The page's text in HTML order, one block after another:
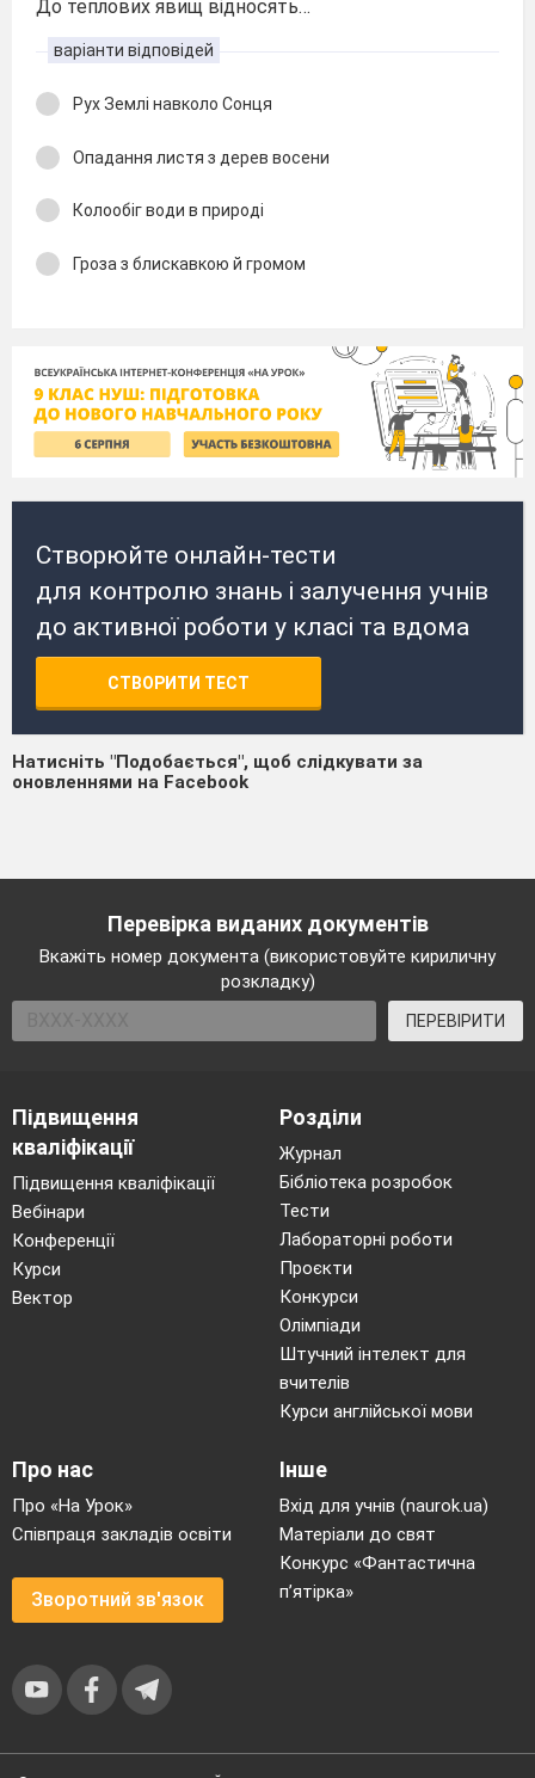
До теплових явищ відносять…
варіанти відповідей
Рух Землі навколо Сонця
Опадання листя з дерев восени
Колообіг води в природі
Гроза з блискавкою й громом
Створюйте онлайн-тести
для контролю знань і залучення учнів
до активної роботи у класі та вдома
СТВОРИТИ ТЕСТ
Натисніть "Подобається", щоб слідкувати за
оновленнями на Facebook
Перевірка виданих документів
Вкажіть номер документа (використовуйте кириличну
розкладку)
ПЕРЕВІРИТИ
Підвищення
кваліфікації
Підвищення кваліфікації
Вебінари
Конференції
Курси
Вектор
Розділи
Журнал
Бібліотека розробок
Тести
Лабораторні роботи
Проєкти
Конкурси
Олімпіади
Штучний інтелект для
вчителів
Курси англійської мови
Про нас
Про «На Урок»
Співпраця закладів освіти
Зворотний зв'язок
Інше
Вхід для учнів (naurok.ua)
Матеріали до свят
Конкурс «Фантастична
п’ятірка»